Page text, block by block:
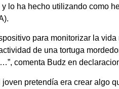
lo ha hecho utilizando como
para monitorizar la
de una tortuga
comenta Budz en
pretendía era crear algo